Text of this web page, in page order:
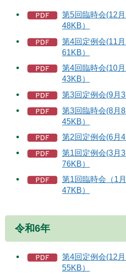
第5回臨時会(12
48KB）
第4回定例会(11
61KB）
第4回臨時会(10
43KB）
第3回定例会(9月
第3回臨時会(8月
45KB）
第2回定例会(6月
第1回定例会(3月
76KB）
第1回臨時会（1
47KB）
令和6年
第4回定例会(12
55KB）